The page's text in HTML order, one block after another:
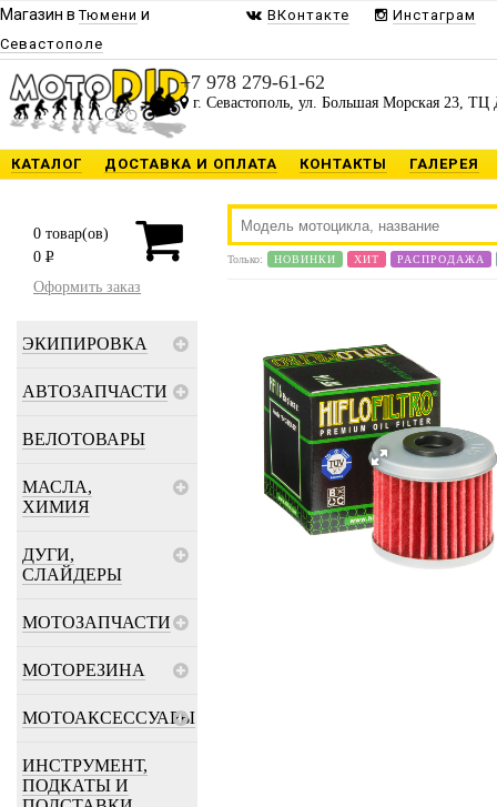
Магазин вТюмени и
Севастополе
ВКонтакте Инстаграм
+7 978 279-61-62
г. Севастополь, ул. Большая Морская 23, ТЦ
КАТАЛОГ ДОСТАВКА И ОПЛАТА КОНТАКТЫ ГАЛЕРЕЯ
0 товар(ов)
0 P
Оформить заказ
ЭКИПИРОВКА
АВТОЗАПЧАСТИ
ВЕЛОТОВАРЫ
МАСЛА,
ХИМИЯ
ДУГИ,
СЛАЙДЕРЫ
МОТОЗАПЧАСТИ
МОТОРЕЗИНА
МОТОАКСЕССУАРЫ
ИНСТРУМЕНТ,
ПОДКАТЫ И
Только: НОВИНКИ ХИТ РАСПРОДАЖА